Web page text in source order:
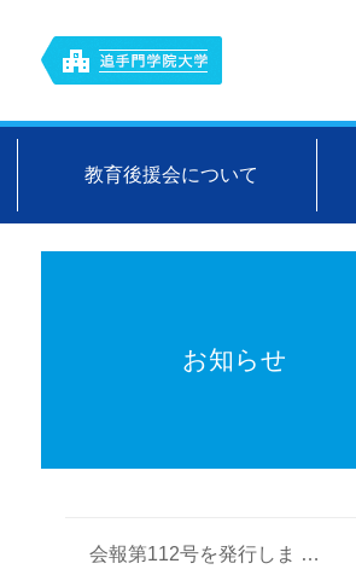
教育後援会について
お知らせ
会報第112号を発行しま …